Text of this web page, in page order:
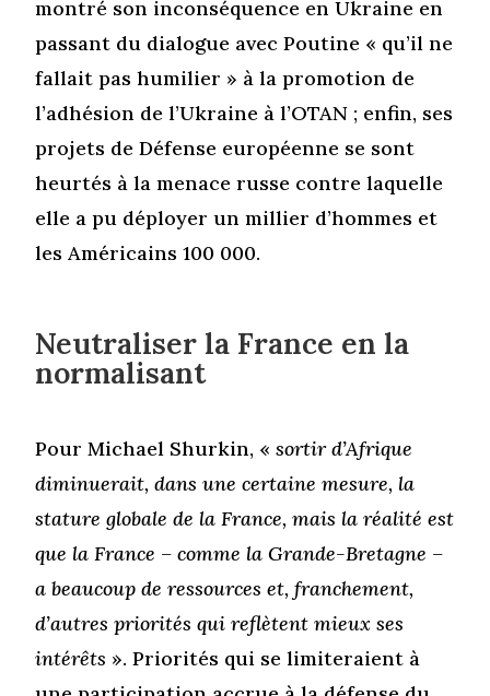
montré son inconséquence en Ukraine en
passant du dialogue avec Poutine « qu’il ne
fallait pas humilier » à la promotion de
l’adhésion de l’Ukraine à l’OTAN ; enfin, ses
projets de Défense européenne se sont
heurtés à la menace russe contre laquelle
elle a pu déployer un millier d’hommes et
les Américains 100 000.
Neutraliser la France en la
normalisant
Pour Michael Shurkin, «sortir d’Afrique
diminuerait, dans une certaine mesure, la
stature globale de la France, mais la réalité est
que la France – comme la Grande-Bretagne –
a beaucoup de ressources et, franchement,
d’autres priorités qui reflètent mieux ses
intérêts ». Priorités qui se limiteraient à